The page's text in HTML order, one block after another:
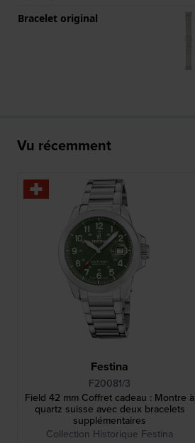
Bracelet original
Vu récemment
Festina
F20081/3
Field 42 mm Coffret cadeau : Montre à
quartz suisse avec deux bracelets
supplémentaires
Collection Historique Festina